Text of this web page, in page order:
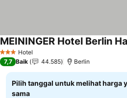
3 BintangHotel
MEININGER Hotel Berlin
7,7 Baik 44.585 Berlin
Pilih tanggal untuk melihat harga
sama